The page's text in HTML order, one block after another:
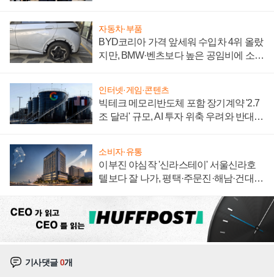
자동차·부품
BYD코리아 가격 앞세워 수입차 4위 올랐
지만, BMW·벤츠보다 높은 공임비에 소비
인터넷·게임·콘텐츠
빅테크 메모리반도체 포함 장기계약 '2.7
조 달러' 규모, AI 투자 위축 우려와 반대
소비자·유통
이부진 야심작 '신라스테이' 서울신라호
텔보다 잘 나가, 평택·주문진·해남·건대로
기사댓글0개